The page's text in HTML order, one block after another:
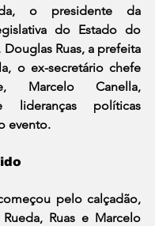
o presidente da
do Estado do
Ruas, a prefeita
o ex-secretário chefe
Marcelo Canella,
lideranças políticas
evento.
pelo calçadão,
Ruas e Marcelo